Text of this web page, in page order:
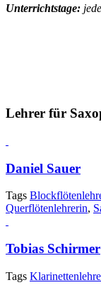
Unterrichtstage:
Lehrer für
Daniel Sauer
Tags
Querflötenlehrerin,
Tobias Schirmer
Tags